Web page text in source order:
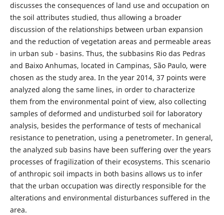
discusses the consequences of land use and occupation on
the soil attributes studied, thus allowing a broader
discussion of the relationships between urban expansion
and the reduction of vegetation areas and permeable areas
in urban sub - basins. Thus, the subbasins Rio das Pedras
and Baixo Anhumas, located in Campinas, São Paulo, were
chosen as the study area. In the year 2014, 37 points were
analyzed along the same lines, in order to characterize
them from the environmental point of view, also collecting
samples of deformed and undisturbed soil for laboratory
analysis, besides the performance of tests of mechanical
resistance to penetration, using a penetrometer. In general,
the analyzed sub basins have been suffering over the years
processes of fragilization of their ecosystems. This scenario
of anthropic soil impacts in both basins allows us to infer
that the urban occupation was directly responsible for the
alterations and environmental disturbances suffered in the
area.